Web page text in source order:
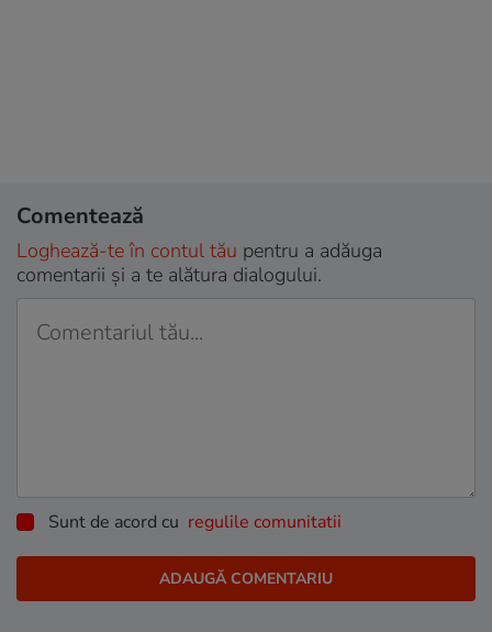
Comentează
Loghează-te în contul tău pentru a adăuga
comentarii și a te alătura dialogului.
Sunt de acord cu regulile comunitatii